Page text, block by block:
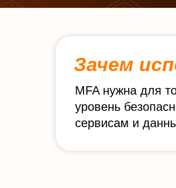
MFA нужна для
уровень
сервисам и
Зачем